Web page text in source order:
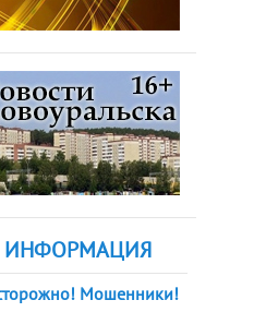
ИНФОРМАЦИЯ
Мошенники!